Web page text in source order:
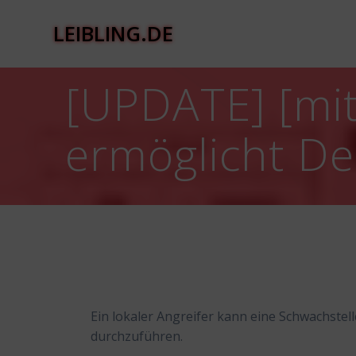
LEIBLING.DE
[UPDATE]
ermöglicht
Ein lokaler Angreifer kann eine
durchzuführen.